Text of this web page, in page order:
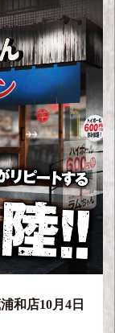
和店10月4日